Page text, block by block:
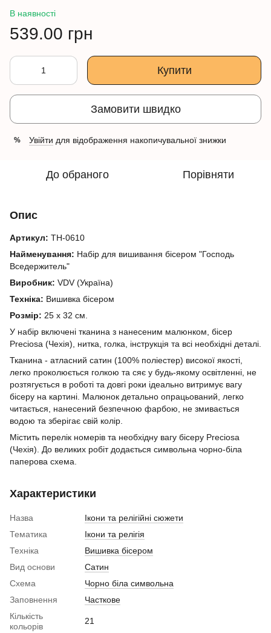
В наявності
539.00 грн
Купити
Замовити швидко
% Увійти для відображення накопичувальної знижки
До обраного Порівняти
Опис
Артикул: ТН-0610
Найменування: Набір для вишивання бісером "Господь
Вседержитель"
Виробник: VDV (Україна)
Техніка: Вишивка бісером
Розмір: 25 х 32 см.
У набір включені тканина з нанесеним малюнком, бісер
Preciosa (Чехія), нитка, голка, інструкція та всі необхідні деталі.
Тканина - атласний сатин (100% поліестер) високої якості,
легко проколюється голкою та сяє у будь-якому освітленні, не
розтягується в роботі та довгі роки ідеально витримує вагу
бісеру на картині. Малюнок детально опрацьований, легко
читається, нанесений безпечною фарбою, не змивається
водою та зберігає свій колір.
Містить перелік номерів та необхідну вагу бісеру Preciosa
(Чехія). До великих робіт додається символьна чорно-біла
паперова схема.
Характеристики
Назва
Ікони та релігійні сюжети
Тематика
Ікони та релігія
Техніка
Вишивка бісером
Вид основи
Сатин
Схема
Чорно біла символьна
Заповнення
Часткове
Кількість
кольорів
21